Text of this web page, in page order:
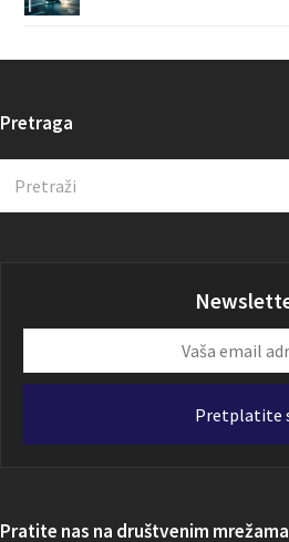
Pretraga
email
Pretplatite
Pratite nas na društvenim mrežama